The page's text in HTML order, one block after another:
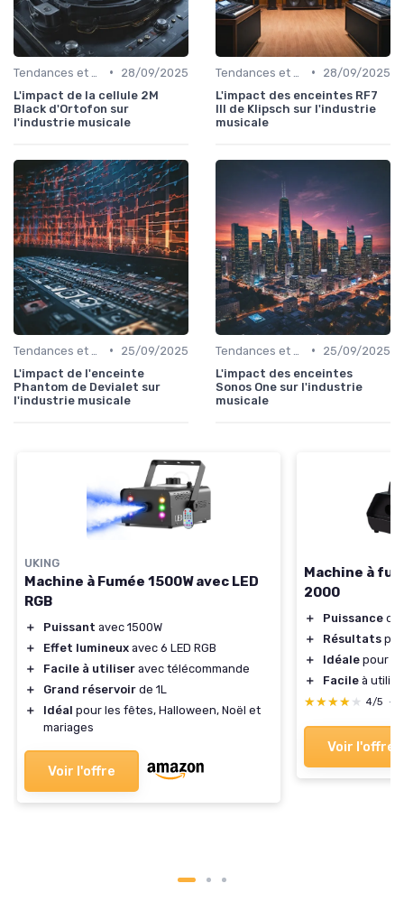
•
28/09/2025
L'impact de la cellule 2M
Black d'Ortofon sur
l'industrie musicale
•
28/09/2025
L'impact des enceintes RF7
III de Klipsch sur l'industrie
musicale
•
25/09/2025
L'impact de l'enceinte
Phantom de Devialet sur
l'industrie musicale
•
25/09/2025
L'impact des enceintes
Sonos One sur l'industrie
musicale
UKING
Machine à Fumée 1500W avec LED
RGB
＋ Puissant avec 1500W
＋
Effet lumineux avec 6 LED RGB
＋
Facile à utiliser avec télécommande
＋
Grand réservoir de 1L
＋
Idéal pour les fêtes, Halloween, Noël et
mariages
Voir l'offre
Machine à
2000
＋ Puissance de
＋
Résultats
＋
Idéale pour
＋
Facile à
★★★★★
★★★★★ 4/5 —
Voir l'offre